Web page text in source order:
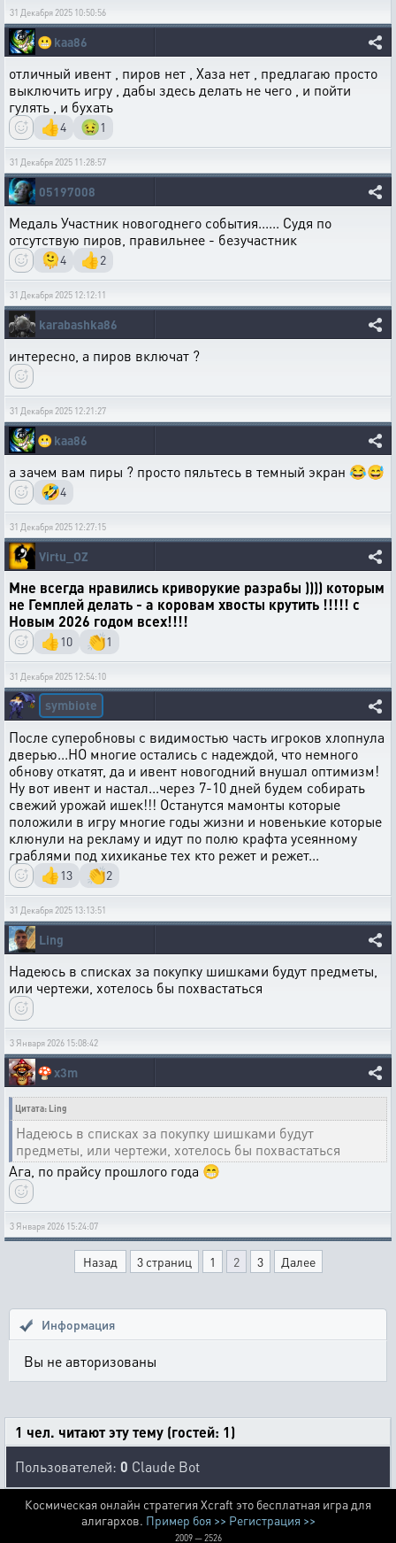
31 Декабря 2025 10:50:56
😬kaa86
отличный ивент , пиров нет , Хаза нет , предлагаю просто
выключить игру , дабы здесь делать не чего , и пойти
гулять , и бухать
👍4 🤢1
31 Декабря 2025 11:28:57
05197008
Медаль Участник новогоднего события...... Судя по
отсутствую пиров, правильнее - безучастник
🫠4 👍2
31 Декабря 2025 12:12:11
karabashka86
интересно, а пиров включат ?
31 Декабря 2025 12:21:27
😬kaa86
а зачем вам пиры ? просто пяльтесь в темный экран 😂😅
🤣4
31 Декабря 2025 12:27:15
Virtu_OZ
Мне всегда нравились криворукие разрабы )))) которым
не Гемплей делать - а коровам хвосты крутить !!!!! с
Новым 2026 годом всех!!!!
👍10 👏1
31 Декабря 2025 12:54:10
symbiote
После суперобновы с видимостью часть игроков хлопнула
дверью...НО многие остались с надеждой, что немного
обнову откатят, да и ивент новогодний внушал оптимизм!
Ну вот ивент и настал...через 7-10 дней будем собирать
свежий урожай ишек!!! Останутся мамонты которые
положили в игру многие годы жизни и новенькие которые
клюнули на рекламу и идут по полю крафта усеянному
граблями под хихиканье тех кто режет и режет...
👍13 👏2
31 Декабря 2025 13:13:51
Ling
Надеюсь в списках за покупку шишками будут предметы,
или чертежи, хотелось бы похвастаться
3 Января 2026 15:08:42
🍄x3m
Цитата: Ling
Надеюсь в списках за покупку шишками будут
предметы, или чертежи, хотелось бы похвастаться
Ага, по прайсу прошлого года 😁
3 Января 2026 15:24:07
Назад 3 страниц 1 2 3 Далее
Информация
Вы не авторизованы
1 чел. читают эту тему (гостей: 1)
Пользователей: 0 Claude Bot
Космическая онлайн стратегия Xcraft это бесплатная игра для
алигархов. Пример боя >> Регистрация >>
2009 — 2526